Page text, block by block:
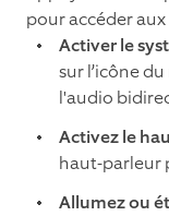
pour accéder
Activer le
sur l’icône
l'audio
Activez le
haut-parleur
Allumez ou